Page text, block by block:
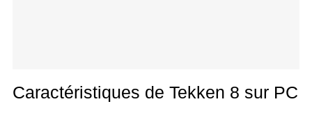
Caractéristiques de Tekken 8 sur PC